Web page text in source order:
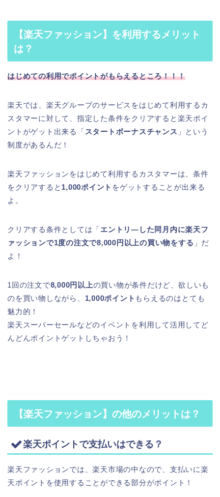
【楽天ファッション】を利用するメリット
は？
はじめての利用でポイントがもらえるところ！！！
楽天では、楽天グループのサービスをはじめて利用するカ
スタマーに対して、指定した条件をクリアすると楽天ポイ
ントがゲット出来る「 スタートボーナスチャンス 」という
制度があるんだ！
楽天ファッションをはじめて利用するカスタマーは、条件
をクリアすると 1,000ポイント をゲットすることが出来る
よ。
クリアする条件としては「エントリ―した同月内に楽天フ
ァッションで1度の注文で8,000円以上の買い物をする 」だ
よ！
1回の注文で8,000円以上の買い物が条件だけど、欲しいも
のを買い物しながら、 1,000ポイント もらえるのはとても
魅力的！
楽天スーパーセールなどのイベントを利用して活用してど
んどんポイントゲットしちゃおう！
【楽天ファッション】の他のメリットは？
楽天ポイントで支払いはできる？
楽天ファッションでは、楽天市場の中なので、支払いに楽
天ポイントを使用することができる部分がポイント！